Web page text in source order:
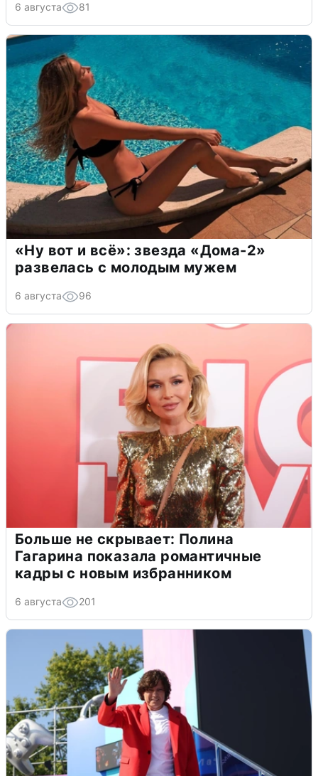
6 августа 81
«Ну вот и всё»: звезда «Дома-2»
развелась с молодым мужем
6 августа 96
Больше не скрывает: Полина
Гагарина показала романтичные
кадры с новым избранником
6 августа 201